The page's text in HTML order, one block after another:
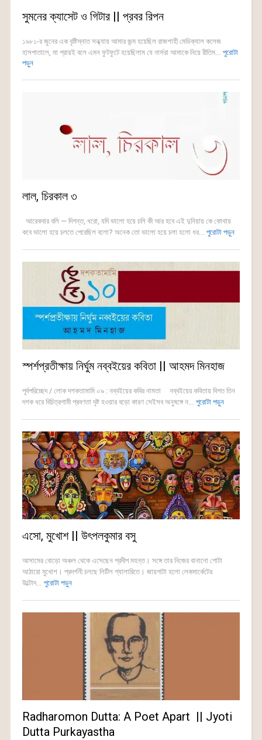
সুমনের ক্যাসেট ও গিটার || প্রবর রিপন
১৯৮১-র জুনের এক বৃষ্টিস্নাত সন্ধ্যায় আমার জন্ম হয়েছিল রাজশাহী মেডিক্যাল কলেজ
হাসপাতালে, মা প্রায়ই বলে এমন ফুটফুটে হয়েছিলাম যে নার্সরা আমাকে নিয়ে রীতিম... পুরোটা
পড়ুন
লাল, চিরকাল ৩
আরেকবার বলি — দিগন্ত, ধরো, যদি ভালো হয়ে চলি কী আর হবে এই দুনিয়ায় কে কোথায়
কবে ভালো হয়ে চলতে পেরেছিল বলো? অনেক তো ভালো হয়ে চলা হলো ধর... পুরোটা পড়ুন
স্পর্শপ্রতীক্ষায় নির্ঘুম নব্বইয়ের কবিতা || আহমদ মিনহাজ
পূর্বপরিচ্ছেদ / লোক দশকতামামি ০৯ : নব্বইয়ের কবির নামতা নব্বইয়ের কবিতায় বিগত তিন
দশক ধরে বিচিত্রগামী প্রবণতা দৃষ্ট হওয়ার বড়ো কারণ সেইসব অনুষঙ্গে ন... পুরোটা পড়ুন
এসো, মুখোশ || উৎপলকুমার বসু
আসামের বোড়ো অঞ্চল থেকে এসেছেন প্রদীপ মহন্ত। সঙ্গে তার নিজের বানানো গোটা
আঠারো মুখোশ। প্রদর্শনী চলছে লিটিল গ্যালারিতে। জায়গাটা হলো লেকমার্কেটের
উল্টোদ... পুরোটা পড়ুন
Radharomon Dutta: A Poet Apart || Jyoti
Dutta Purkayastha